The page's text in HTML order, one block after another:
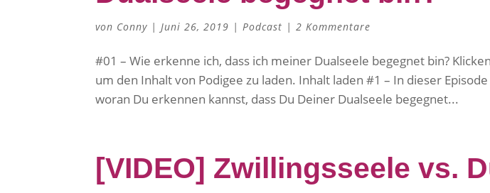
von Conny |Juni 26, 2019 |Podcast |2 Kommentare
#01 – Wie erkenne ich, dass ich meiner Dualseele begegnet bin?
um den Inhalt von Podigee zu laden. Inhalt laden #1 – In dieser
woran Du erkennen kannst, dass Du Deiner Dualseele begegnet...
[VIDEO] Zwillingsseele vs.